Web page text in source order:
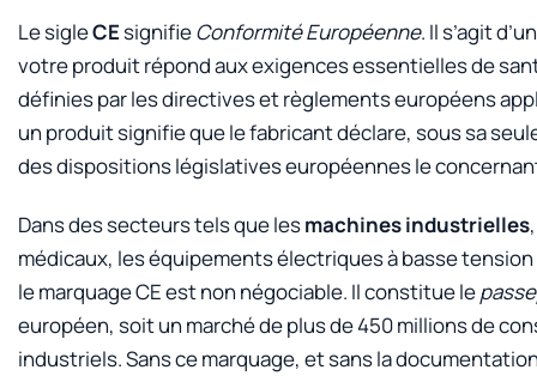
Le sigleCEsignifieConformité Européenne. Il s’agit
votre produit répond aux exigences essentielles de
définies par les directives et règlements européens
un produit signifie que le fabricant déclare, sous sa
des dispositions législatives européennes le
Dans des secteurs tels que lesmachines industrielles
médicaux, les équipements électriques à basse
le marquage CE est non négociable. Il constitue le
européen, soit un marché de plus de 450 millions de
industriels. Sans ce marquage, et sans la